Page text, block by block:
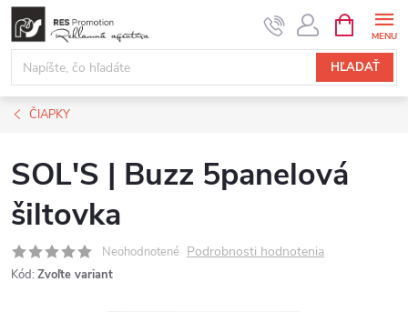
Prejsť
obsah
HĽADAŤ
KOŠÍK
ČIAPKY
SOL'S | Buzz 5panelová
šiltovka
Neohodnotené Podrobnosti hodnotenia
Kód: Zvoľte variant